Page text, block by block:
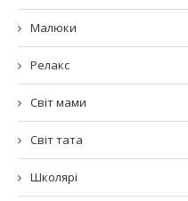
Малюки
Релакс
Світ мами
Світ тата
Школярі